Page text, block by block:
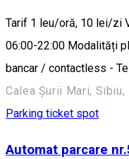
Tarif 1 leu/oră, 10 lei/zi
06:00-22:00 Modalități
bancar / contactless -
Calea Șurii Mari, Sibiu,
Parking ticket spot
Automat parcare